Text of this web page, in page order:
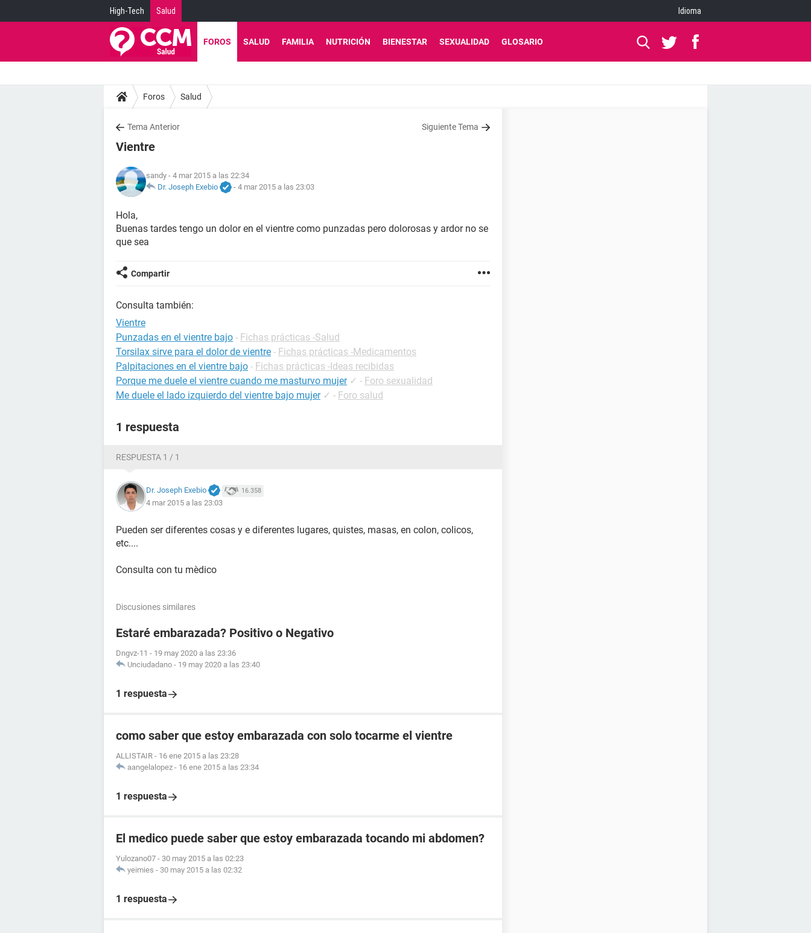
High-Tech Salud Idioma
FOROS SALUD FAMILIA NUTRICIÓN BIENESTAR SEXUALIDAD GLOSARIO
Foros Salud
Tema Anterior Siguiente Tema
Vientre
sandy - 4 mar 2015 a las 22:34
Dr. Joseph Exebio
- 4 mar 2015 a las 23:03
Hola,
Buenas tardes tengo un dolor en el vientre como punzadas pero dolorosas y ardor no se
que sea
Compartir
Consulta también:
Vientre
Punzadas en el vientre bajo - Fichas prácticas -Salud
Torsilax sirve para el dolor de vientre - Fichas prácticas -Medicamentos
Palpitaciones en el vientre bajo - Fichas prácticas -Ideas recibidas
Porque me duele el vientre cuando me masturvo mujer ✓ - Foro sexualidad
Me duele el lado izquierdo del vientre bajo mujer ✓ - Foro salud
1 respuesta
RESPUESTA 1 / 1
Dr. Joseph Exebio 16.358
4 mar 2015 a las 23:03
Pueden ser diferentes cosas y e diferentes lugares, quistes, masas, en colon, colicos,
etc....
Consulta con tu mèdico
Discusiones similares
Estaré embarazada? Positivo o Negativo
Dngvz-11 - 19 may 2020 a las 23:36
Unciudadano - 19 may 2020 a las 23:40
1 respuesta
como saber que estoy embarazada con solo tocarme el vientre
ALLISTAIR - 16 ene 2015 a las 23:28
aangelalopez - 16 ene 2015 a las 23:34
1 respuesta
El medico puede saber que estoy embarazada tocando mi abdomen?
Yulozano07 - 30 may 2015 a las 02:23
yeimies - 30 may 2015 a las 02:32
1 respuesta